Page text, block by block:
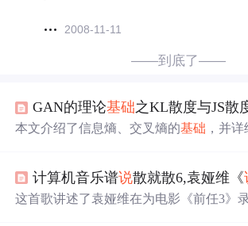
2008-11-11
——到底了——
GAN的理论基础之KL散度与JS散
本文介绍了信息熵、交叉熵的基础 ，并
对称的问题，用于比较不同分布的差异
些概念用于评估生成器对真实数据分布的
计算机音乐谱说散就散6,袁娅维《
这首歌讲述了袁娅维在为电影《前任3》